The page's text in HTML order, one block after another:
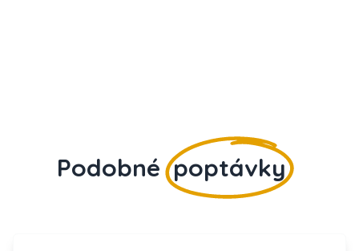
Podobné poptávky